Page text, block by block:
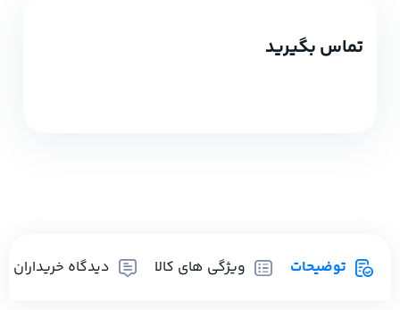
تماس بگیرید
توضیحات ویژگی های کالا دیدگاه خریداران